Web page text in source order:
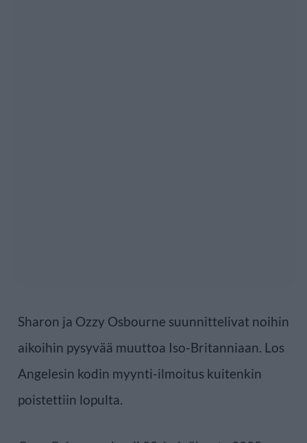
Sharon ja Ozzy Osbourne suunnittelivat noihin
aikoihin pysyvää muuttoa Iso-Britanniaan. Los
Angelesin kodin myynti-ilmoitus kuitenkin
poistettiin lopulta.